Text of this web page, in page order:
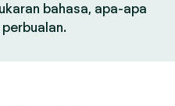
bahasa, apa-apa